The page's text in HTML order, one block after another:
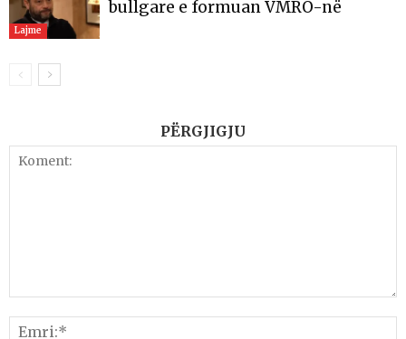
Lajme
bullgare e formuan VMRO-në
PËRGJIGJU